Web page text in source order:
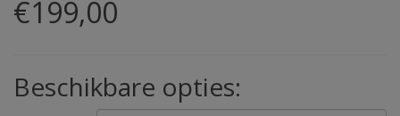
€199,00
Beschikbare opties: